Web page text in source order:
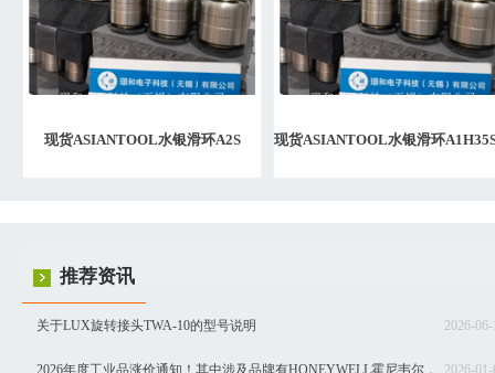
现货ASIANTOOL水银滑环A2S 现货ASIANTOOL水银滑环
推荐资讯
2026-06-
关于LUX旋转接头TWA-10的型号说明